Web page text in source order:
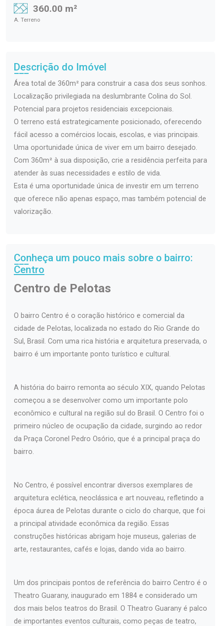
360.00 m²
A. Terreno
Descrição do Imóvel
Área total de 360m² para construir a casa dos seus sonhos.
Localização privilegiada na deslumbrante Colina do Sol.
Potencial para projetos residenciais excepcionais.
O terreno está estrategicamente posicionado, oferecendo
fácil acesso a comércios locais, escolas, e vias principais.
Uma oportunidade única de viver em um bairro desejado.
Com 360m² à sua disposição, crie a residência perfeita para
atender às suas necessidades e estilo de vida.
Esta é uma oportunidade única de investir em um terreno
que oferece não apenas espaço, mas também potencial de
valorização.
Conheça um pouco mais sobre o bairro:
Centro
Centro de Pelotas
O bairro Centro é o coração histórico e comercial da
cidade de Pelotas, localizada no estado do Rio Grande do
Sul, Brasil. Com uma rica história e arquitetura preservada, o
bairro é um importante ponto turístico e cultural.
A história do bairro remonta ao século XIX, quando Pelotas
começou a se desenvolver como um importante polo
econômico e cultural na região sul do Brasil. O Centro foi o
primeiro núcleo de ocupação da cidade, surgindo ao redor
da Praça Coronel Pedro Osório, que é a principal praça do
bairro.
No Centro, é possível encontrar diversos exemplares de
arquitetura eclética, neoclássica e art nouveau, refletindo a
época áurea de Pelotas durante o ciclo do charque, que foi
a principal atividade econômica da região. Essas
construções históricas abrigam hoje museus, galerias de
arte, restaurantes, cafés e lojas, dando vida ao bairro.
Um dos principais pontos de referência do bairro Centro é o
Theatro Guarany, inaugurado em 1884 e considerado um
dos mais belos teatros do Brasil. O Theatro Guarany é palco
de importantes eventos culturais, como peças de teatro,